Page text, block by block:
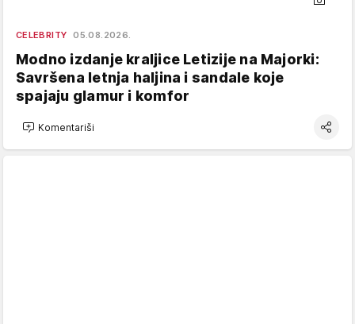
CELEBRITY 05.08.2026.
Modno izdanje kraljice Letizije na Majorki:
Savršena letnja haljina i sandale koje
spajaju glamur i komfor
Komentariši